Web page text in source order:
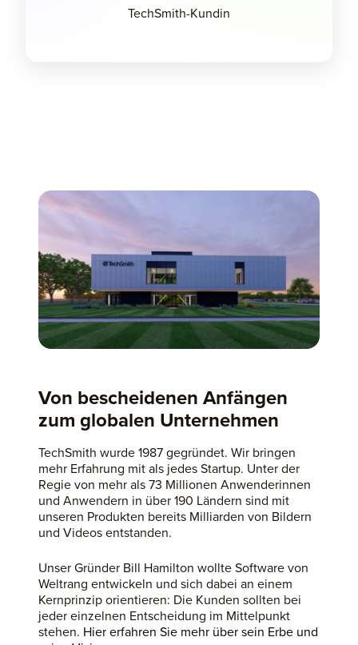
TechSmith-Kundin
Von bescheidenen Anfängen
zum globalen Unternehmen
TechSmith wurde 1987 gegründet. Wir bringen
mehr Erfahrung mit als jedes Startup. Unter der
Regie von mehr als 73 Millionen Anwenderinnen
und Anwendern in über 190 Ländern sind mit
unseren Produkten bereits Milliarden von Bildern
und Videos entstanden.
Unser Gründer Bill Hamilton wollte Software von
Weltrang entwickeln und sich dabei an einem
Kernprinzip orientieren: Die Kunden sollten bei
jeder einzelnen Entscheidung im Mittelpunkt
stehen. Hier erfahren Sie mehr über sein Erbe und